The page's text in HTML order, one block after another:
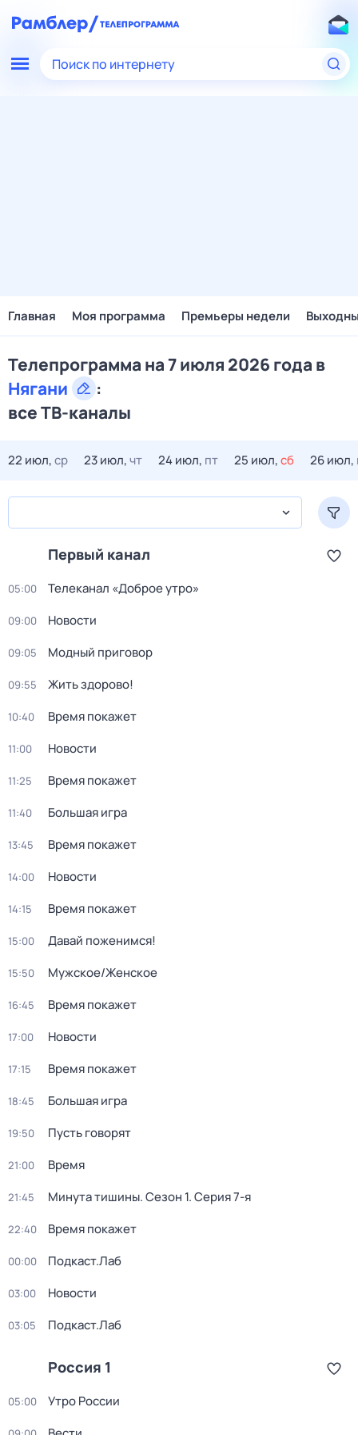
Поиск по интернету
Главная Моя программа Премьеры недели
Телепрограмма на 7 июля 2026 года в
Нягани
:
все ТВ-каналы
22 июл,ср 23 июл,чт 24 июл, пт 25 июл,сб 26 июл,
Первый канал
05:00 Телеканал «Доброе утро»
09:00 Новости
09:05 Модный приговор
09:55 Жить здорово!
10:40 Время покажет
11:00 Новости
11:25 Время покажет
11:40 Большая игра
13:45 Время покажет
14:00 Новости
14:15 Время покажет
15:00 Давай поженимся!
15:50 Мужское/Женское
16:45 Время покажет
17:00 Новости
17:15 Время покажет
18:45 Большая игра
19:50 Пусть говорят
21:00 Время
21:45 Минута тишины. Сезон 1. Серия 7-я
22:40 Время покажет
00:00 Подкаст.Лаб
03:00 Новости
03:05 Подкаст.Лаб
Россия 1
05:00 Утро России